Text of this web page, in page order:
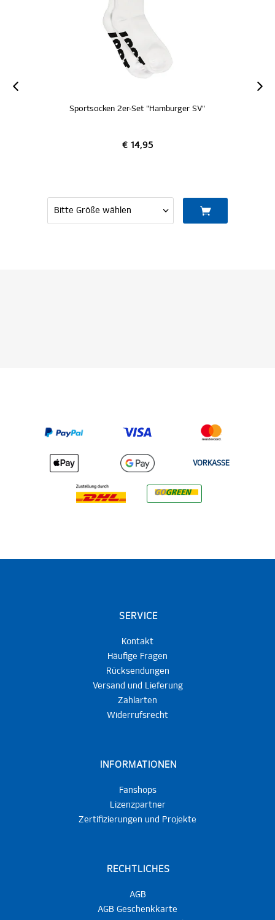
Sportsocken 2er-Set "Hamburger SV"
€ 14,95
VORKASSE
SERVICE
Kontakt
Häufige Fragen
Rücksendungen
Versand und Lieferung
Zahlarten
Widerrufsrecht
INFORMATIONEN
Fanshops
Lizenzpartner
Zertifizierungen und Projekte
RECHTLICHES
AGB
AGB Geschenkkarte